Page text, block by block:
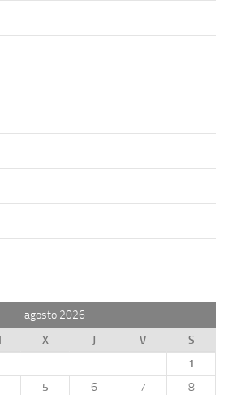
agosto 2026
X J V
S
1
5 6 7
8